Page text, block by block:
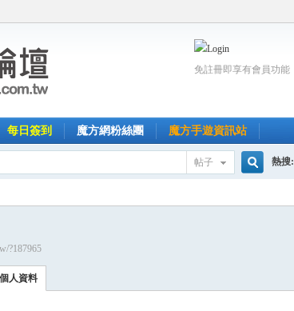
免註冊即享有會員功能
每日簽到 魔方網粉絲團 魔方手遊資訊站
帖子 熱搜:
?187965
個人資料